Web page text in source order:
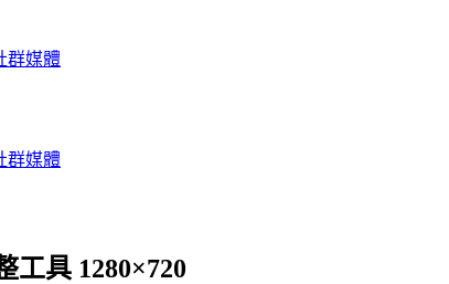
群媒體
群媒體
工具 1280×720